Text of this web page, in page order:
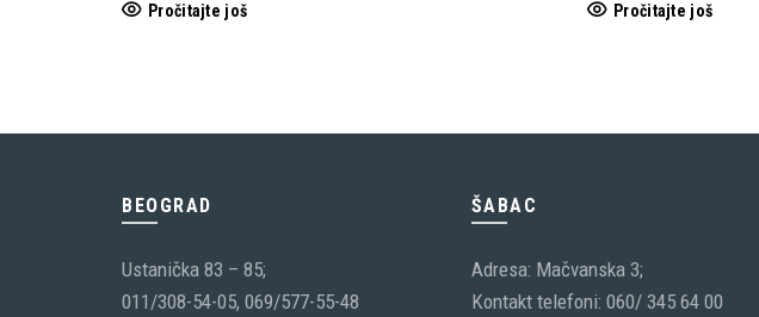
Pročitajte još Pročitajte još
BEOGRAD
Ustanička 83 – 85;
011/308-54-05, 069/577-55-48
ŠABAC
Adresa: Mačvanska 3;
Kontakt telefoni: 060/ 345 64 00